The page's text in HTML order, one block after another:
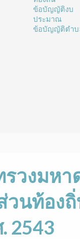
ข้อบัญญัติงบ
ประมาณ
ข้อบัญญัติตำบ
รวงมห
นท้อง
2543